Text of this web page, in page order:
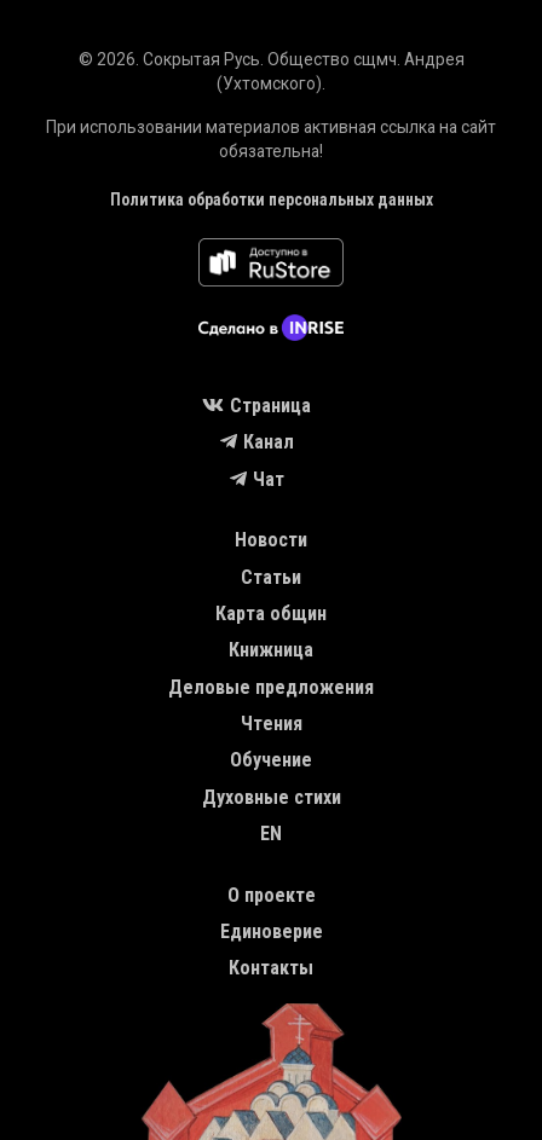
© 2026. Сокрытая Русь. Общество сщмч. Андрея
(Ухтомского).
При использовании материалов активная ссылка на сайт
обязательна!
Политика обработки персональных данных
Страница
Канал
Чат
Новости
Статьи
Карта общин
Книжница
Деловые предложения
Чтения
Обучение
Духовные стихи
EN
О проекте
Единоверие
Контакты